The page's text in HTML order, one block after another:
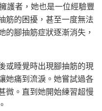
護者，她也是一位經驗豐
筋的困擾，甚至一度無法
的腳抽筋症狀逐漸消失，
或睡覺時出現腳抽筋的現
她痛到流淚。她嘗試過各
微。直到她開始練習超慢